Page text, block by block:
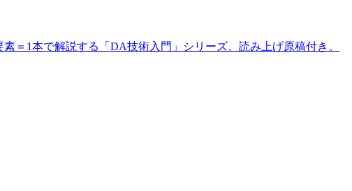
＝1本で解説する「DA技術入門」シリーズ。読み上げ原稿付き。